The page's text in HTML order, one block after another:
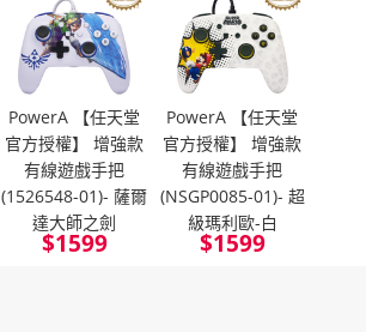
PowerA 【任天堂
官方授權】 增強款
有線遊戲手把
(1526548-01)- 薩爾
達大師之劍
$1599
PowerA 【任天堂
官方授權】 增強款
有線遊戲手把
(NSGP0085-01)- 超
級瑪利歐-白
$1599